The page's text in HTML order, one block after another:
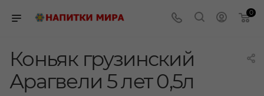
0
Коньяк грузинский
Арагвели 5 лет 0,5л